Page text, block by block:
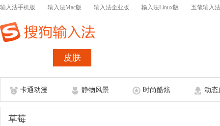
输入法手机版 输入法Mac版 输入法企业版 输入法Linux版 五笔输入法
皮肤
卡通动漫 静物风景 时尚酷炫 动态
草莓